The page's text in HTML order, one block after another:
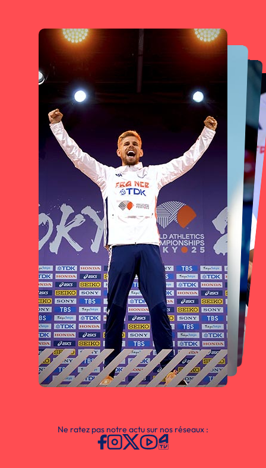
Ne ratez pas notre actu sur nos réseaux :